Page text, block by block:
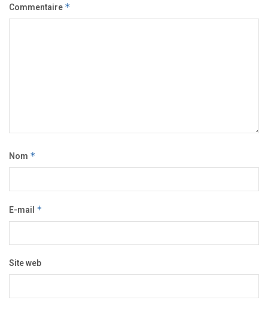
Commentaire *
Nom *
E-mail *
Site web